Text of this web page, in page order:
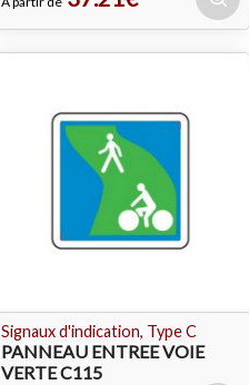
Signaux d'indication, Type C
PANNEAU ENTREE VOIE
VERTE C115